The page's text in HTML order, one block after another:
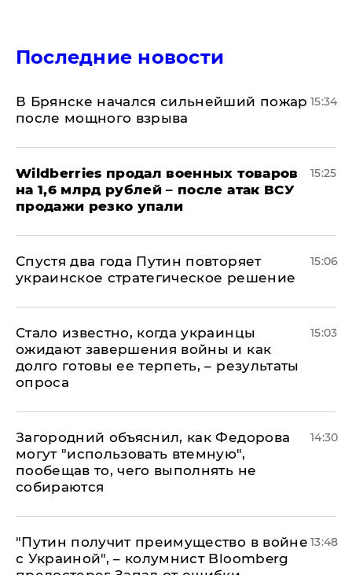
Последние новости
В Брянске начался сильнейший пожар
после мощного взрыва
15:34
​Wildberries продал военных товаров
на 1,6 млрд рублей – после атак ВСУ
продажи резко упали
15:25
Спустя два года Путин повторяет
украинское стратегическое решение
15:06
Стало известно, когда украинцы
ожидают завершения войны и как
долго готовы ее терпеть, – результаты
опроса
15:03
Загородний объяснил, как Федорова
могут "использовать втемную",
пообещав то, чего выполнять не
собираются
14:30
"Путин получит преимущество в войне
с Украиной", – колумнист Bloomberg
13:48